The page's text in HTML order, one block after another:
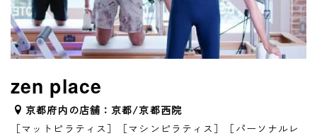
zen place
京都府内の店舗：京都/京都西院
［マットピラティス］［マシンピラティス］［パーソナルレ